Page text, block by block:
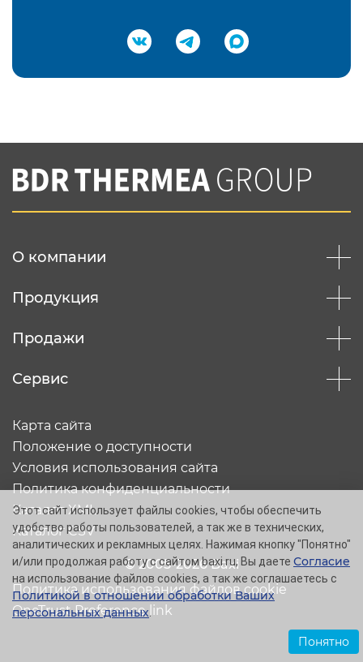
Подтвердить e-mail
Вы соглашаетесь с нашей политикой
конфеденциальности
О компании
Продукция
Продажи
Сервис
© 2005-2026 Baxi
Карта сайта
Положение о доступности
Условия использования сайта
Политика конфиденциальности
Каталог XML
Каталог CSV
Политика использования файлов cookie
OneTrust Preference link
Этот сайт использует файлы cookies, чтобы обеспечить
удобство работы пользователей, а так же в технических,
аналитических и рекламных целях. Нажимая кнопку "Понятно"
и/или продолжая работу с сайтом baxi.ru, Вы даете Согласие
на использование файлов cookies, а так же соглашаетесь с
Политикой в отношении обработки Ваших
персональных данных.
Понятно